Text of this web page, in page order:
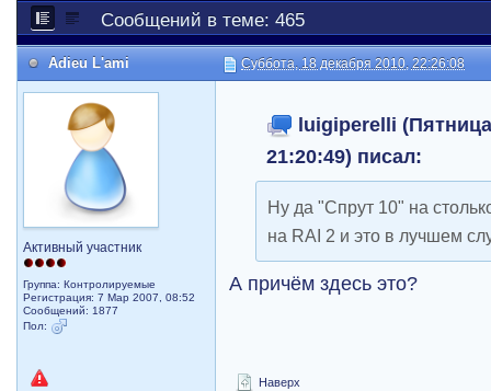
Сообщений в теме: 465
Adieu L'ami Суббота, 18 декабря 2010, 22:26:08
Активный участник
Группа: Контролируемые
Регистрация: 7 Мар 2007, 08:52
Сообщений: 1877
Пол:
luigiperelli
21:20:49) писал:
Ну да "Спрут 10" на
на RAI 2 и это в лучшем
А причём здесь это?
Наверх